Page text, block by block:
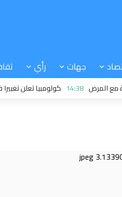
جهات رأي
14:38 كولومبيا تعلن تغييرا